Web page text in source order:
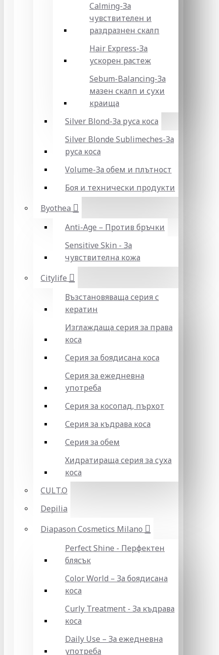
Calming-За
чувствителен и
раздразнен скалп
Hair Express-За
ускорен растеж
Sebum-Balancing-За
мазен скалп и сухи
краища
Silver Blond-За руса коса
Silver Blonde Sublіmeches-За
руса коса
Volume-За обем и плътност
Боя и технически продукти
Byothea
Anti-Age – Против бръчки
Sensitive Skin - За
чувствителна кожа
Citylife
Възстановяваща серия с
кератин
Изглаждаща серия за права
коса
Серия за боядисана коса
Серия за ежедневна
употреба
Серия за косопад, пърхот
Серия за къдрава коса
Серия за обем
Хидратираща серия за суха
коса
CULT.O
Depilia
Diapason Cosmetics Milano
Perfect Shine - Перфектен
блясък
Color World – За боядисана
коса
Curly Treatment - За къдрава
коса
Daily Use – За ежедневна
употреба